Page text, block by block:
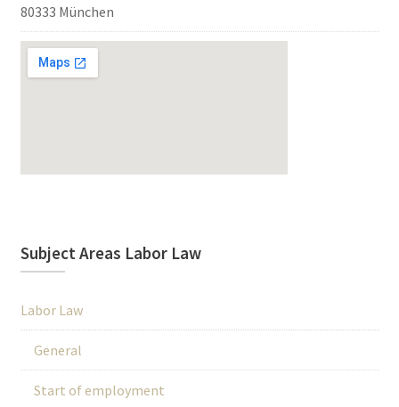
80333 München
Subject Areas Labor Law
Labor Law
General
Start of employment